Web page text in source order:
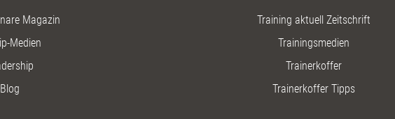
Magazin
Medien
Training aktuell Zeitschrift
Trainingsmedien
Trainerkoffer
Trainerkoffer Tipps